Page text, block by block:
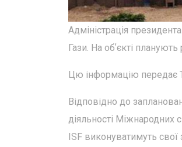
Адміністрація
Гази. На обʼєкті
Цю інформацію передає
Відповідно до
діяльності Міжнародних
ISF виконуватимуть